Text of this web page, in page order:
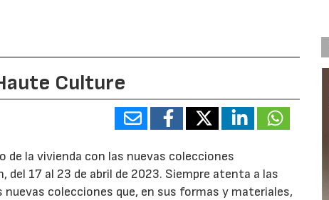
Culture
de la vivienda con las nuevas colecciones
del 17 al 23 de abril de 2023. Siempre atenta a las
colecciones que, en sus formas y materiales,